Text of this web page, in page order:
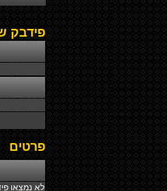
פידבק
פרטים
לא נמצאו